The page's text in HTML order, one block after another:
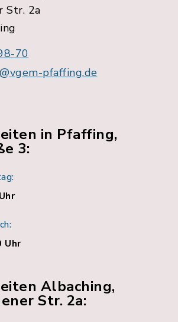
Str. 2a
70
pfaffing.de
in Pfaffing,
3:
Uhr
Albaching,
Str. 2a: